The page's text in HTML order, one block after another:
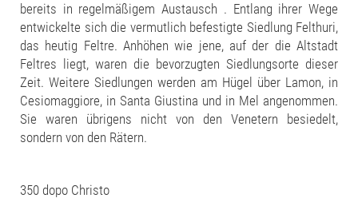
bereits in regelmäßigem Austausch . Entlang ihrer Wege
entwickelte sich die vermutlich befestigte Siedlung Felthuri,
das heutig Feltre. Anhöhen wie jene, auf der die Altstadt
Feltres liegt, waren die bevorzugten Siedlungsorte dieser
Zeit. Weitere Siedlungen werden am Hügel über Lamon, in
Cesiomaggiore, in Santa Giustina und in Mel angenommen.
Sie waren übrigens nicht von den Venetern besiedelt,
sondern von den Rätern.
350 dopo Christo